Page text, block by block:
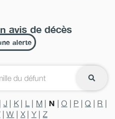
avis de décès
alerte
J | K | L | M | N |O | P |Q | R |
|W | X| Y| Z